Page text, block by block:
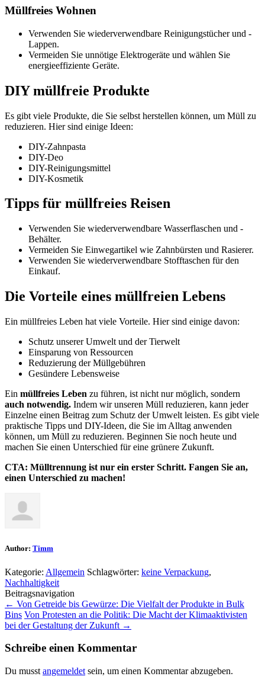
Müllfreies Wohnen
Verwenden Sie wiederverwendbare Reinigungstücher und -
Lappen.
Vermeiden Sie unnötige Elektrogeräte und wählen Sie
energieeffiziente Geräte.
DIY müllfreie Produkte
Es gibt viele Produkte, die Sie selbst herstellen können, um Müll zu
reduzieren. Hier sind einige Ideen:
DIY-Zahnpasta
DIY-Deo
DIY-Reinigungsmittel
DIY-Kosmetik
Tipps für müllfreies Reisen
Verwenden Sie wiederverwendbare Wasserflaschen und -
Behälter.
Vermeiden Sie Einwegartikel wie Zahnbürsten und Rasierer.
Verwenden Sie wiederverwendbare Stofftaschen für den
Einkauf.
Die Vorteile eines müllfreien Lebens
Ein müllfreies Leben hat viele Vorteile. Hier sind einige davon:
Schutz unserer Umwelt und der Tierwelt
Einsparung von Ressourcen
Reduzierung der Müllgebühren
Gesündere Lebensweise
Ein müllfreies Leben zu führen, ist nicht nur möglich, sondern
auch notwendig. Indem wir unseren Müll reduzieren, kann jeder
Einzelne einen Beitrag zum Schutz der Umwelt leisten. Es gibt viele
praktische Tipps und DIY-Ideen, die Sie im Alltag anwenden
können, um Müll zu reduzieren. Beginnen Sie noch heute und
machen Sie einen Unterschied für eine grünere Zukunft.
CTA: Mülltrennung ist nur ein erster Schritt. Fangen Sie an,
einen Unterschied zu machen!
Author: Timm
Kategorie: Allgemein Schlagwörter: keine Verpackung,
Nachhaltigkeit
Beitragsnavigation
← Von Getreide bis Gewürze: Die Vielfalt der Produkte in Bulk
Bins Von Protesten an die Politik: Die Macht der Klimaaktivisten
bei der Gestaltung der Zukunft →
Schreibe einen Kommentar
Du musst angemeldet sein, um einen Kommentar abzugeben.